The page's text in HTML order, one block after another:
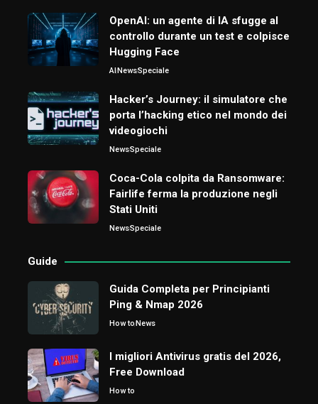
OpenAI: un agente di IA sfugge al
controllo durante un test e colpisce
Hugging Face
AINewsSpeciale
Hacker’s Journey: il simulatore che
porta l’hacking etico nel mondo dei
videogiochi
NewsSpeciale
Coca-Cola colpita da Ransomware:
Fairlife ferma la produzione negli
Stati Uniti
NewsSpeciale
Guide
Guida Completa per Principianti
Ping & Nmap 2026
How toNews
I migliori Antivirus gratis del 2026,
Free Download
How to